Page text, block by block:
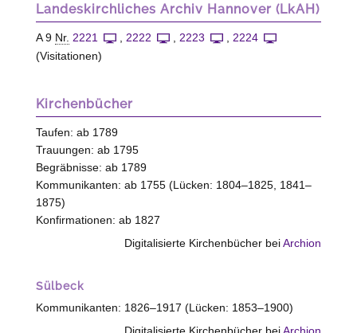
Landeskirchliches Archiv Hannover (LkAH)
A 9 Nr. 2221 2222 2223
2224
(Visitationen)
Kirchenbücher
Taufen: ab 1789
Trauungen: ab 1795
Begräbnisse: ab 1789
Kommunikanten: ab 1755 (Lücken: 1804–1825, 1841–
1875)
Konfirmationen: ab 1827
Digitalisierte Kirchenbücher beiArchion
Sülbeck
Kommunikanten: 1826–1917 (Lücken: 1853–1900)